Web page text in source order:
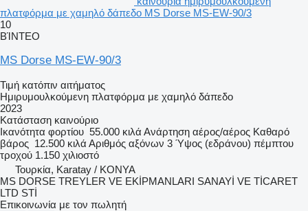
πλατφόρμα με χαμηλό δάπεδο MS Dorse MS-EW-90/3
10
ΒΊΝΤΕΟ
MS Dorse MS-EW-90/3
Τιμή κατόπιν αιτήματος
Ημιρυμουλκούμενη πλατφόρμα με χαμηλό δάπεδο
2023
Κατάσταση καινούριο
Ικανότητα φορτίου 55.000 κιλά Ανάρτηση αέρος/αέρος Καθαρό
βάρος 12.500 κιλά Αριθμός αξόνων 3 Ύψος (εδράνου) πέμπτου
τροχού 1.150 χιλιοστό
Τουρκία, Karatay / KONYA
MS DORSE TREYLER VE EKİPMANLARI SANAYİ VE TİCARET
LTD STİ
Επικοινωνία με τον πωλητή